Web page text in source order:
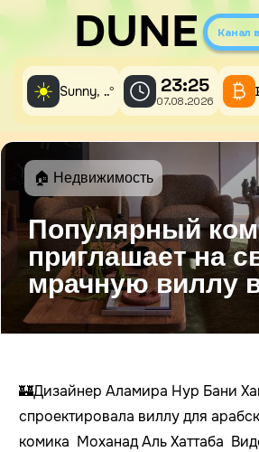
DUNE Канал
☀️ Sunny, ..° 23:25
07.08.2026
Популярный
приглашает на
мрачную виллу
🏠 Недвижимость
🏰Дизайнер Аламира Нур Бани
спроектировала виллу для
комика Моханад Аль Хаттаба